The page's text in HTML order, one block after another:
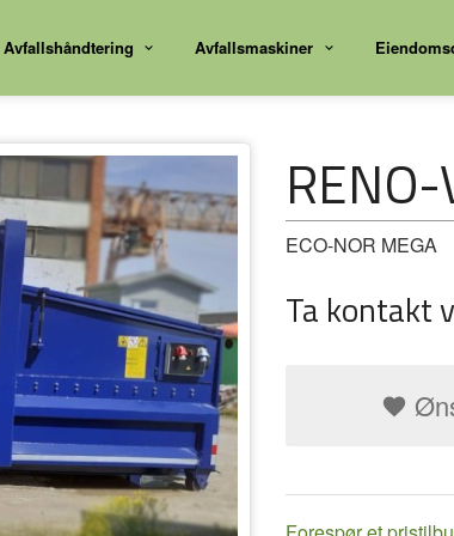
Avfallshåndtering Avfallsmaskiner
ECO-NOR MEGA
Ta kontakt